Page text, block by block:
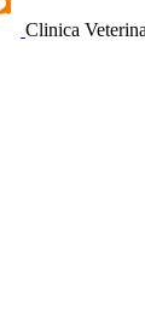
Clinica